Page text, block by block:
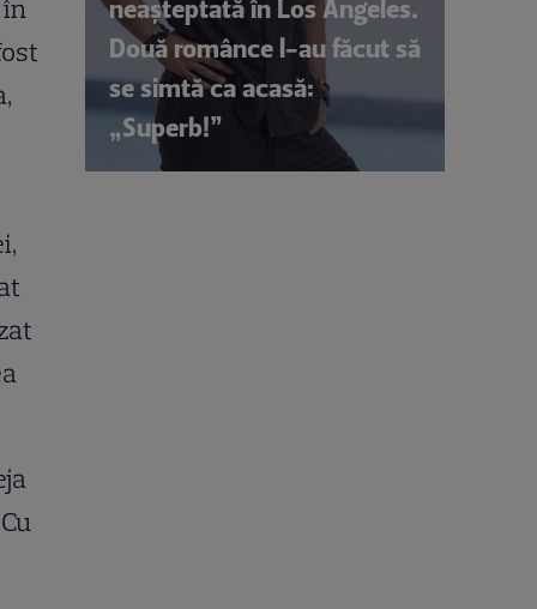
în
neașteptată în Los Angeles.
Două românce l-au făcut să
se simtă ca acasă:
„Superb!”